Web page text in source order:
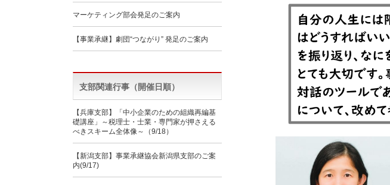
マーケティング部会発足のご案内
【事業承継】劇団“つながり” 発足のご案内
支部関連行事（開催日順）
【兵庫支部】「中小企業のための組織再編基
礎講座」～税理士・士業・専門家が押さえる
べきスキーム全体像～（9/18）
【新潟支部】事業承継協会新潟県支部のご案
内(9/17)